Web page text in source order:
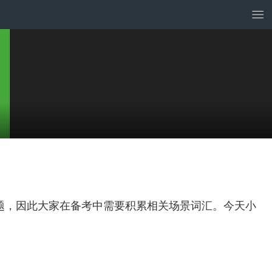
因此大家在备考中需要积累相关场景词汇。今天小